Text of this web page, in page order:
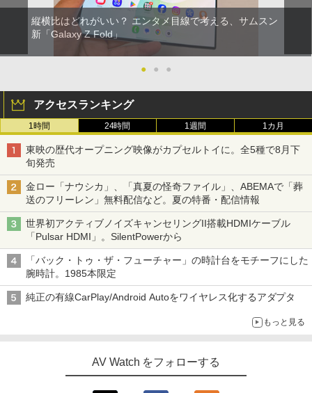
縦横比はどれがいい？ エンタメ目線で考える、サムスン
新「Galaxy Z Fold」
● ● ●
アクセスランキング
1時間 24時間 1週間 1カ月
東映の歴代オープニング映像がカプセルトイに。全5種で8月下
旬発売
金ロー「ナウシカ」、「真夏の怪奇ファイル」、ABEMAで「葬
送のフリーレン」無料配信など。夏の特番・配信情報
世界初アクティブノイズキャンセリングII搭載HDMIケーブル
「Pulsar HDMI」。SilentPowerから
「バック・トゥ・ザ・フューチャー」の時計台をモチーフにした
腕時計。1985本限定
純正の有線CarPlay/Android Autoをワイヤレス化するアダプタ
もっと見る
AV Watch をフォローする